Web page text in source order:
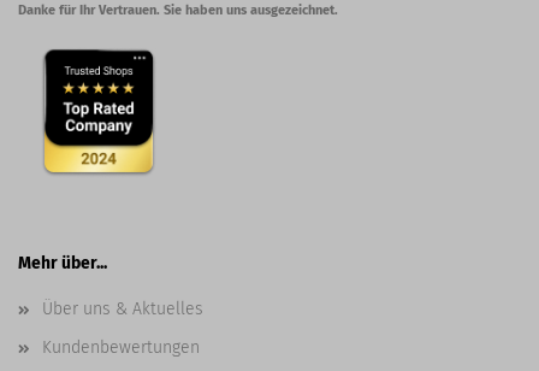
Danke für Ihr Vertrauen. Sie haben uns ausgezeichnet.
Mehr über...
Über uns & Aktuelles
Kundenbewertungen